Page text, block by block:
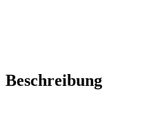
Beschreibung